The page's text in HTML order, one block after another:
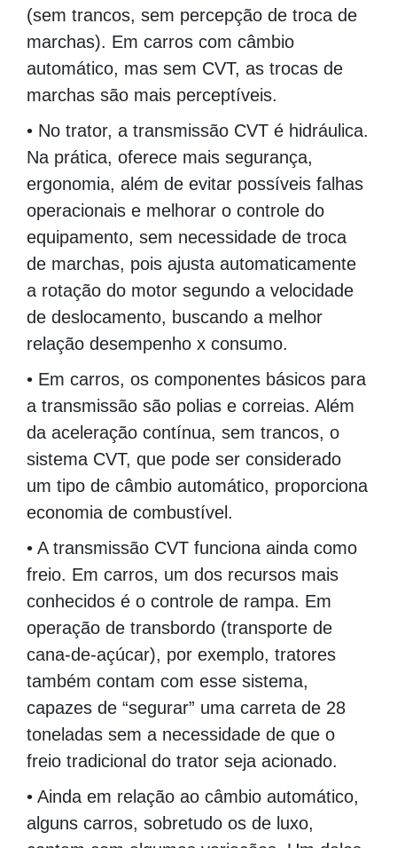
(sem trancos, sem percepção de troca de
marchas). Em carros com câmbio
automático, mas sem CVT, as trocas de
marchas são mais perceptíveis.
• No trator, a transmissão CVT é hidráulica.
Na prática, oferece mais segurança,
ergonomia, além de evitar possíveis falhas
operacionais e melhorar o controle do
equipamento, sem necessidade de troca
de marchas, pois ajusta automaticamente
a rotação do motor segundo a velocidade
de deslocamento, buscando a melhor
relação desempenho x consumo.
• Em carros, os componentes básicos para
a transmissão são polias e correias. Além
da aceleração contínua, sem trancos, o
sistema CVT, que pode ser considerado
um tipo de câmbio automático, proporciona
economia de combustível.
• A transmissão CVT funciona ainda como
freio. Em carros, um dos recursos mais
conhecidos é o controle de rampa. Em
operação de transbordo (transporte de
cana-de-açúcar), por exemplo, tratores
também contam com esse sistema,
capazes de “segurar” uma carreta de 28
toneladas sem a necessidade de que o
freio tradicional do trator seja acionado.
• Ainda em relação ao câmbio automático,
alguns carros, sobretudo os de luxo,